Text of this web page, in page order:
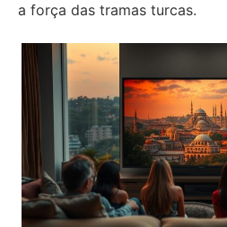
a força das tramas turcas.